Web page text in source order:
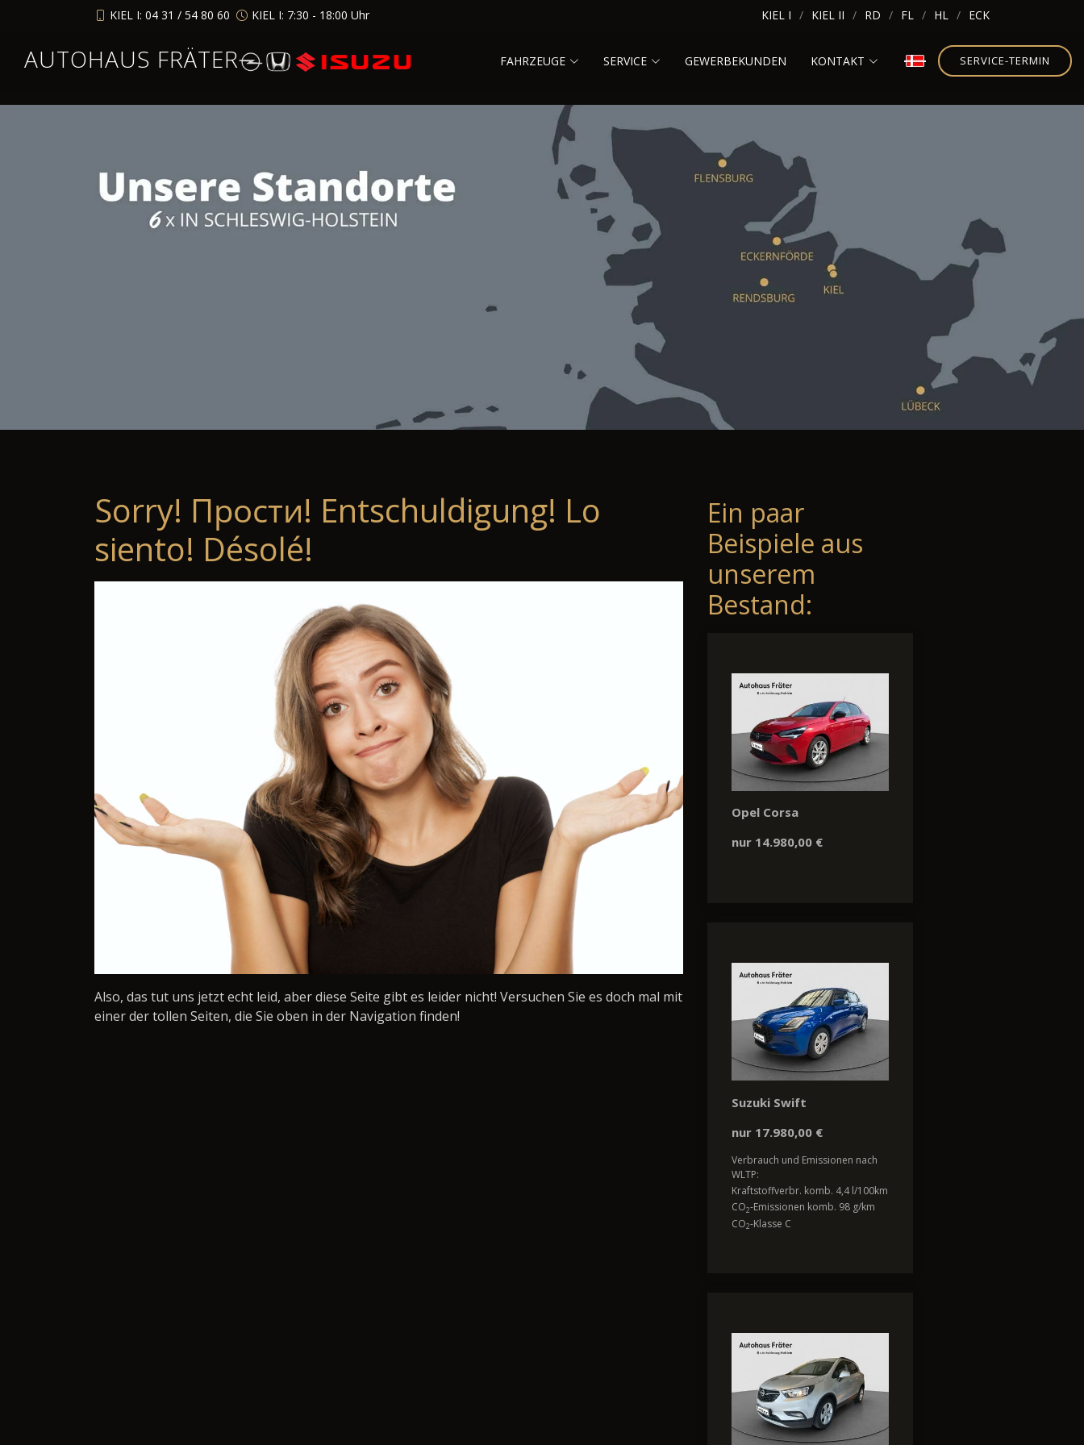
KIEL I: 04 31 / 54 80 60 KIEL I: 7:30 - 18:00 Uhr KIEL I KIEL II RD FL HL ECK
AUTOHAUS FRÄTER FAHRZEUGE SERVICE GEWERBEKUNDEN KONTAKT SERVICE-TERMIN
Sorry! Прости! Entschuldigung! Lo
siento! Désolé!
Also, das tut uns jetzt echt leid, aber diese Seite gibt es leider nicht! Versuchen Sie es doch mal mit
einer der tollen Seiten, die Sie oben in der Navigation finden!
Ein paar
Beispiele aus
unserem
Bestand:
Opel Corsa
nur 14.980,00 €
Suzuki Swift
nur 17.980,00 €
Verbrauch und Emissionen nach
WLTP:
Kraftstoffverbr. komb. 4,4 l/100km
CO2-Emissionen komb. 98 g/km
CO2-Klasse C